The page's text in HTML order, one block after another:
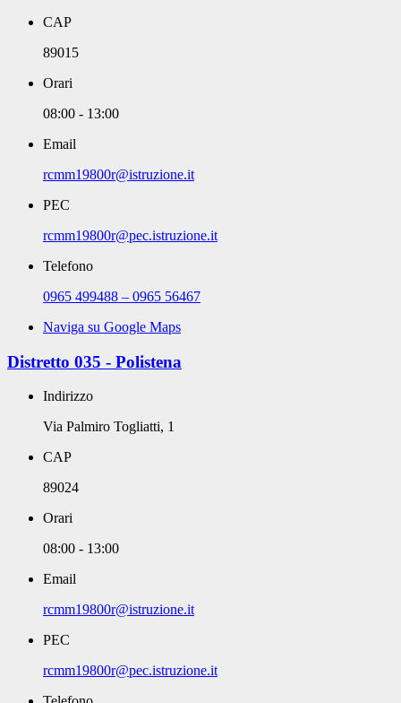
CAP
89015
Orari
08:00 - 13:00
Email
rcmm19800r@istruzione.it
PEC
rcmm19800r@pec.istruzione.it
Telefono
0965 499488 – 0965 56467
Naviga su Google Maps
Distretto 035 - Polistena
Indirizzo
Via Palmiro Togliatti, 1
CAP
89024
Orari
08:00 - 13:00
Email
rcmm19800r@istruzione.it
PEC
rcmm19800r@pec.istruzione.it